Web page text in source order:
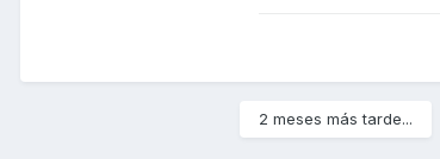
2 meses más tarde...